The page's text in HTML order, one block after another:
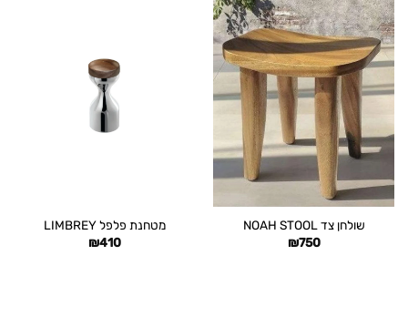
שולחן צד NOAH STOOL
₪750
מטחנת פלפל LIMBREY
₪410